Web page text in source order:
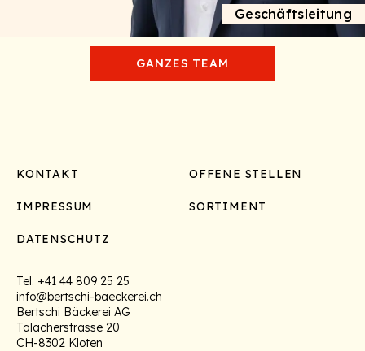
Geschäftsleitung
GANZES TEAM
Footer
KONTAKT OFFENE STELLEN
IMPRESSUM SORTIMENT
DATENSCHUTZ
Tel. +41 44 809 25 25
info@bertschi-baeckerei.ch
Bertschi Bäckerei AG
Talacherstrasse 20
CH-8302 Kloten